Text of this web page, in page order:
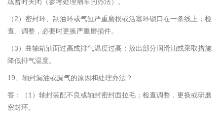
（2）密封环、刮油环或气缸严重磨损或活塞环锁口在一条线上；检
查、调整，必要时更换严重磨损件。
（3）曲轴箱油面过高或排气温度过高；放出部分润滑油或采取措施
降低排气温度。
19、轴封漏油或漏气的原因和处理办法？
答：（1）轴封装配不良或轴封密封面拉毛；检查调整，更换或研磨
密封环。